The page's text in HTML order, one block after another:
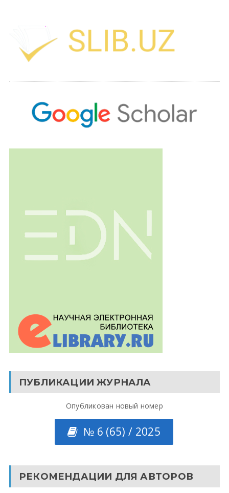
ПУБЛИКАЦИИ ЖУРНАЛА
Опубликован новый номер
№ 6 (65) / 2025
РЕКОМЕНДАЦИИ ДЛЯ АВТОРОВ